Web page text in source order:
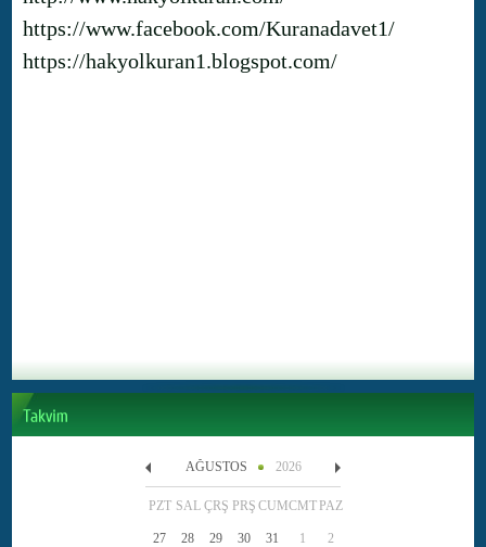
https://www.facebook.com/Kuranadavet1/
https://hakyolkuran1.blogspot.com/